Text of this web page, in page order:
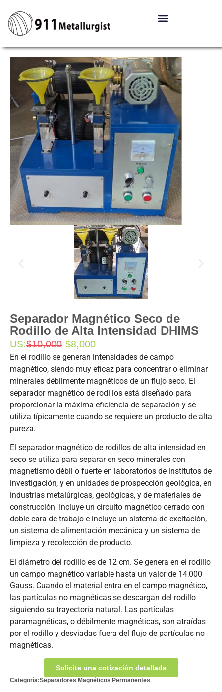
Separador Magnético Seco de
Rodillo de Alta Intensidad DHIMS
US:$10,000 $8,000
En el rodillo se generan intensidades de campo
magnético, siendo muy eficaz para concentrar o eliminar
minerales débilmente magnéticos de un flujo seco. El
separador magnético de rodillos está diseñado para
proporcionar la máxima eficiencia de separación y se
utiliza típicamente cuando se requiere un producto de alta
pureza.
El separador magnético de rodillos de alta intensidad en
seco se utiliza para separar en seco minerales con
magnetismo débil o fuerte en laboratorios de institutos de
investigación, y en unidades de prospección geológica, en
industrias metalúrgicas, geológicas, y de materiales de
construcción. Incluye un circuito magnético cerrado con
doble cara de trabajo e incluye un sistema de excitación,
un sistema de alimentación mecánica y un sistema de
limpieza y recolección de producto.
El diámetro del rodillo es de 12 cm. Se genera en el rodillo
un campo magnético variable hasta un valor de 14,000
Gauss. Cuando el material entra en el campo magnético,
las partículas no magnéticas se descargan del rodillo
siguiendo su trayectoria natural. Las partículas
paramagnéticas, o débilmente magnéticas, son atraídas
por el rodillo y desviadas fuera del flujo de partículas no
magnéticas.
Solicite una cotización detallada
Categoría:Separadores Magnéticos Permanentes